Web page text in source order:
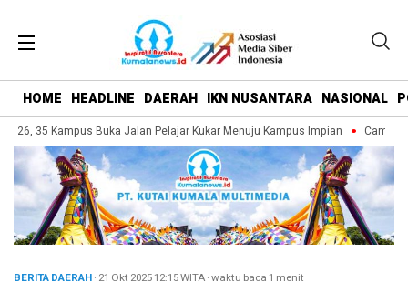
HOME HEADLINE DAERAH IKN NUSANTARA NASIONAL
35 Kampus Buka Jalan Pelajar Kukar Menuju Kampus Impian Campus
BERITA DAERAH· 21 Okt 202512:15WITA·waktu baca 1 menit